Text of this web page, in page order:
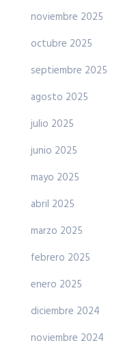
noviembre 2025
octubre 2025
septiembre 2025
agosto 2025
julio 2025
junio 2025
mayo 2025
abril 2025
marzo 2025
febrero 2025
enero 2025
diciembre 2024
noviembre 2024